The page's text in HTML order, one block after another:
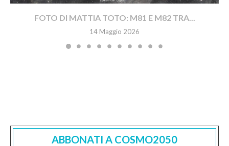
FOTO DI MATTIA TOTO: M81 E M82 TRA...
14 Maggio 2026
ABBONATI A COSMO2050